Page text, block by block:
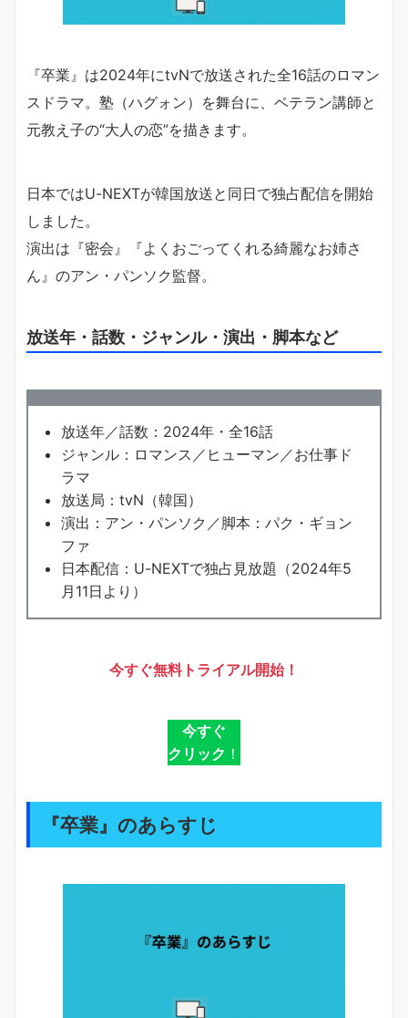
『卒業』は2024年にtvNで放送された全16話のロマン
スドラマ。塾（ハグォン）を舞台に、ベテラン講師と
元教え子の“大人の恋”を描きます。
日本ではU-NEXTが韓国放送と同日で独占配信を開始
しました。
演出は『密会』『よくおごってくれる綺麗なお姉さ
ん』のアン・パンソク監督。
放送年・話数・ジャンル・演出・脚本など
放送年／話数：2024年・全16話
ジャンル：ロマンス／ヒューマン／お仕事ド
ラマ
放送局：tvN（韓国）
演出：アン・パンソク／脚本：パク・ギョン
ファ
日本配信：U-NEXTで独占見放題（2024年5
月11日より）
今すぐ無料トライアル開始！
今すぐ
クリック ！
『卒業』のあらすじ